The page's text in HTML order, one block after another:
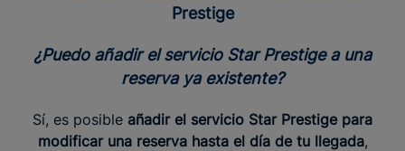
Prestige
¿Puedo añadir el servicio Star Prestige a una
reserva ya existente?
Sí, es posible añadir el servicio Star Prestige para
modificar una reserva hasta el día de tu llegada,